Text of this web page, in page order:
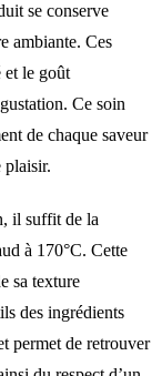
se conserve
ambiante. Ces
et le goût
Ce soin
de chaque saveur
plaisir.
il suffit de la
à 170°C. Cette
sa texture
des ingrédients
permet de retrouver